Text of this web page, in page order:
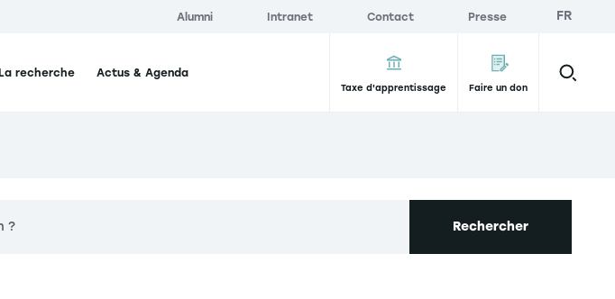
Alumni Intranet Contact Presse FR
La recherche Actus & Agenda
Taxe d'apprentissage Faire un don
? Rechercher